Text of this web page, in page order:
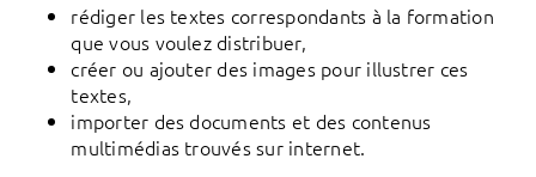
rédiger les textes correspondants à la formation
que vous voulez distribuer,
créer ou ajouter des images pour illustrer ces
textes,
importer des documents et des contenus
multimédias trouvés sur internet.